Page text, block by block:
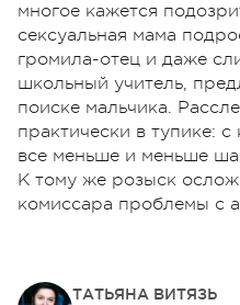
многое кажется
сексуальная мама
громила-отец и даже
школьный учитель,
поиске мальчика.
практически в тупике:
все меньше и меньше
К тому же розыск
комиссара проблемы с
ТАТЬЯНА ВИТЯЗЬ